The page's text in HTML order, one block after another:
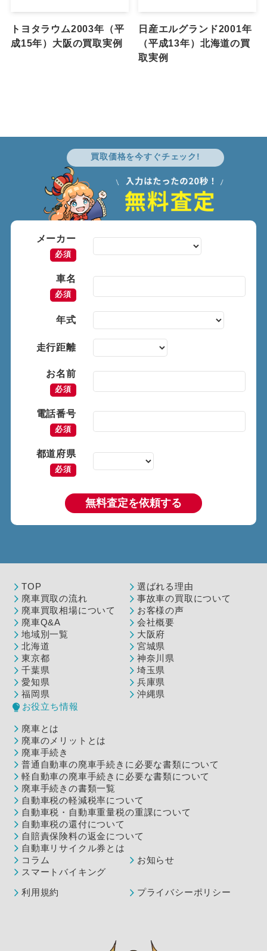
トヨタラウム2003年（平
成15年）大阪の買取実例
日産エルグランド2001年
（平成13年）北海道の買
取実例
買取価格を今すぐチェック!
メーカー
必須
車名
必須
年式
走行距離
お名前
必須
電話番号
必須
都道府県
必須
無料査定を依頼する
TOP
選ばれる理由
廃車買取の流れ
事故車の買取について
廃車買取相場について
お客様の声
廃車Q&A
会社概要
地域別一覧
大阪府
北海道
宮城県
東京都
神奈川県
千葉県
埼玉県
愛知県
兵庫県
福岡県
沖縄県
お役立ち情報
廃車とは
廃車のメリットとは
廃車手続き
普通自動車の廃車手続きに必要な書類について
軽自動車の廃車手続きに必要な書類について
廃車手続きの書類一覧
自動車税の軽減税率について
自動車税・自動車重量税の重課について
自動車税の還付について
自賠責保険料の返金について
自動車リサイクル券とは
コラム
お知らせ
スマートバイキング
利用規約 プライバシーポリシー